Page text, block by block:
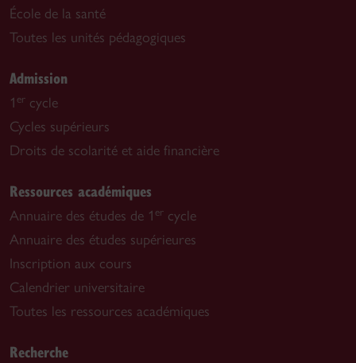
École de la santé
Toutes les unités pédagogiques
Admission
1 er cycle
Cycles supérieurs
Droits de scolarité et aide financière
Ressources académiques
Annuaire des études de 1 er cycle
Annuaire des études supérieures
Inscription aux cours
Calendrier universitaire
Toutes les ressources académiques
Recherche